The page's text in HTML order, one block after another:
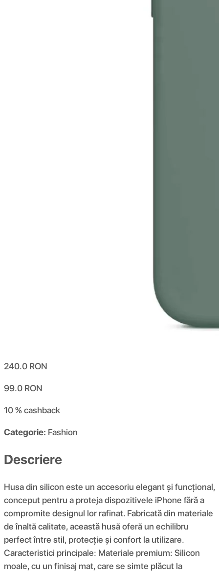
240.0 RON
99.0 RON
10 %cashback
Categorie: Fashion
Descriere
Husa din silicon este un accesoriu elegant și funcțional,
conceput pentru a proteja dispozitivele iPhone fără a
compromite designul lor rafinat. Fabricată din materiale
de înaltă calitate, această husă oferă un echilibru
perfect între stil, protecție și confort la utilizare.
Caracteristici principale: Materiale premium: Silicon
moale, cu un finisaj mat, care se simte plăcut la